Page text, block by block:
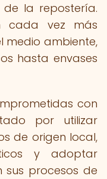
la repostería.
cada vez más
medio ambiente,
hasta envases
con
por utilizar
de origen local,
y adoptar
procesos de